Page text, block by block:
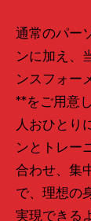
通常のパー
ンに加え、
ンスフォー
**をご用意
人おひとり
ンとトレー
合わせ、集
で、理想の
実現できる